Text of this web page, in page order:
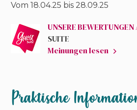
Vom 18.04.25 bis 28.09.25
UNSERE BEWERTUNGEN
SUITE
Meinungen lesen
Praktische